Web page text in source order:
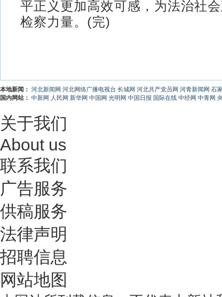
平正义更加高效可感，为法治社
检察力量。(完)
本地新闻： 河北新闻网 河北网络广播电视台 长城网 河北共产党员网 河青新闻网 石
国内网站： 中新网 人民网 新华网 中国网 光明网 中国日报 国际在线 中经网 中青网
关于我们
About us
联系我们
广告服务
供稿服务
法律声明
招聘信息
网站地图